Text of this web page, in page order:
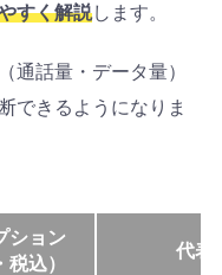
すく解説します。
通話量・データ量）
できるようになりま
ション
税込）
代表